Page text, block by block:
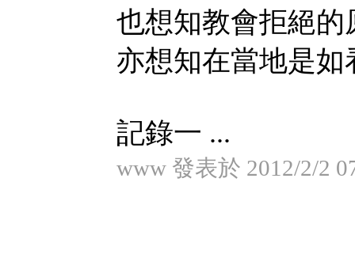
也想知教會拒絕的
亦想知在當地是如
記錄一 ...
www 發表於 2012/2/2